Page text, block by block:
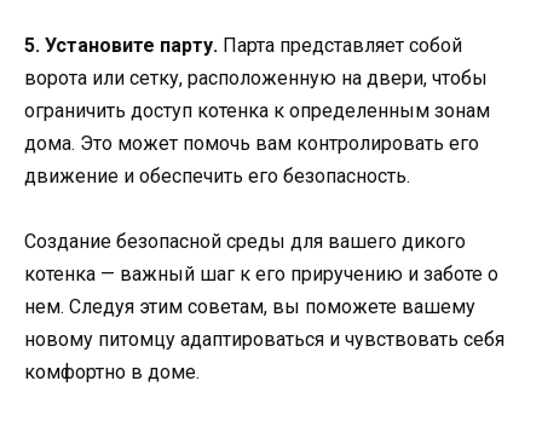
5. Установите парту. Парта представляет собой
ворота или сетку, расположенную на двери, чтобы
ограничить доступ котенка к определенным зонам
дома. Это может помочь вам контролировать его
движение и обеспечить его безопасность.
Создание безопасной среды для вашего дикого
котенка — важный шаг к его приручению и заботе о
нем. Следуя этим советам, вы поможете вашему
новому питомцу адаптироваться и чувствовать себя
комфортно в доме.